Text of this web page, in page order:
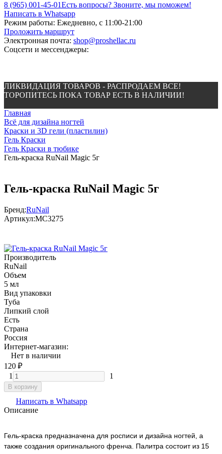
8 (965) 001-45-01Есть вопросы? Звоните, мы поможем!
Написать в Whatsapp
Режим работы: Ежедневно, с 11:00-21:00
Проложить маршрут
Электронная почта: shop@proshellac.ru
Соцсети и мессенджеры:
ЛИКВИДАЦИЯ ТОВАРОВ - РАСПРОДАЕМ ВСЕ!
ТОРОПИТЕСЬ ПОКА ТОВАР ЕСТЬ В НАЛИЧИИ!
Главная
Всё для дизайна ногтей
Краски и 3D гели (пластилин)
Гель Краски
Гель Краски в тюбике
Гель-краска RuNail Magic 5г
Гель-краска RuNail Magic 5г
Бренд:RuNail
Артикул:МС3275
Производитель
RuNail
Объем
5 мл
Вид упаковки
Туба
Липкий слой
Есть
Страна
Россия
Интернет-магазин:
Нет в наличии
120 ₽
1
1
В корзину
Написать в Whatsapp
Описание
Гель-краска предназначена для росписи и дизайна ногтей, а
также создания оригинального френча. Палитра состоит из 15